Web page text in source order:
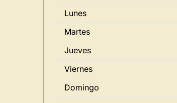
Lunes
Martes
Jueves
Viernes
Domingo